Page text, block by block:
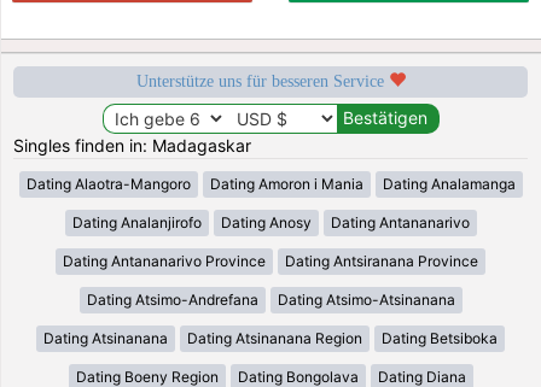
Unterstütze uns für besseren Service
Singles finden in: Madagaskar
Dating Alaotra-Mangoro Dating Amoron i Mania Dating Analamanga
Dating Analanjirofo Dating Anosy Dating Antananarivo
Dating Antananarivo Province Dating Antsiranana Province
Dating Atsimo-Andrefana Dating Atsimo-Atsinanana
Dating Atsinanana Dating Atsinanana Region Dating Betsiboka
Dating Boeny Region Dating Bongolava Dating Diana